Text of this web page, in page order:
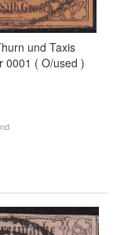
und Taxis
0001 ( O/used )